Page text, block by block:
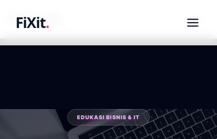
FiXit.
fixit.co.id
EDUKASI BISNIS & IT